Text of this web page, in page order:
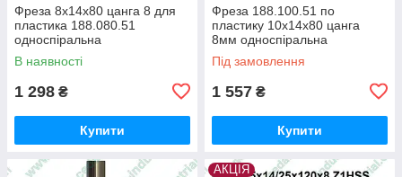
Фреза 8х14х80 цанга 8 для
пластика 188.080.51
односпіральна
В наявності
1 298 ₴
Купити
Фреза 188.100.51 по
пластику 10х14х80 цанга
8мм односпіральна
Під замовлення
1 557 ₴
Купити
АКЦІЯ